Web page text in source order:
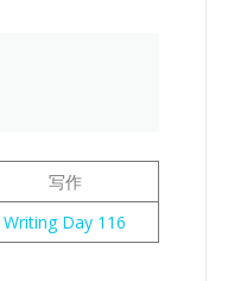
写作
Writing Day 116